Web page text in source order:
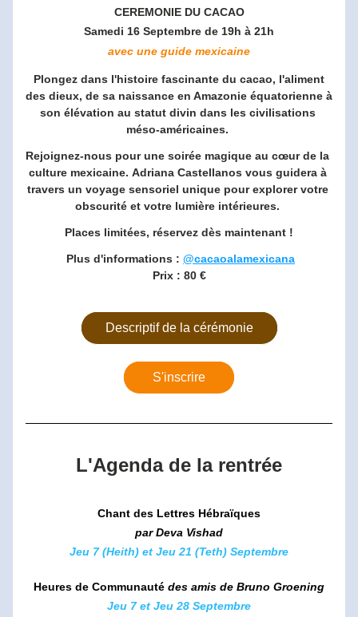
CEREMONIE DU CACAO
Samedi 16 Septembre de 19h à 21h
avec une guide mexicaine
Plongez dans l'histoire fascinante du cacao, l'aliment
des dieux, de sa naissance en Amazonie équatorienne à
son élévation au statut divin dans les civilisations
méso-américaines.
Rejoignez-nous pour une soirée magique au cœur de la
culture mexicaine. Adriana Castellanos vous guidera à
travers un voyage sensoriel unique pour explorer votre
obscurité et votre lumière intérieures.
Places limitées, réservez dès maintenant !
Plus d'informations : @cacaoalamexicana
Prix : 80 €
Descriptif de la cérémonie
S'inscrire
L'Agenda de la rentrée
Chant des Lettres Hébraïques
par Deva Vishad
Jeu 7 (Heith) et Jeu 21 (Teth) Septembre
Heures de Communauté des amis de Bruno Groening
Jeu 7 et Jeu 28 Septembre